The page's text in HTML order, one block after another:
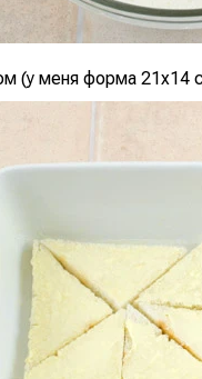
(у меня форма 21х14